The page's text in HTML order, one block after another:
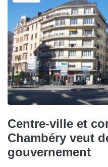
Centre-ville et
Chambéry veut
gouvernement